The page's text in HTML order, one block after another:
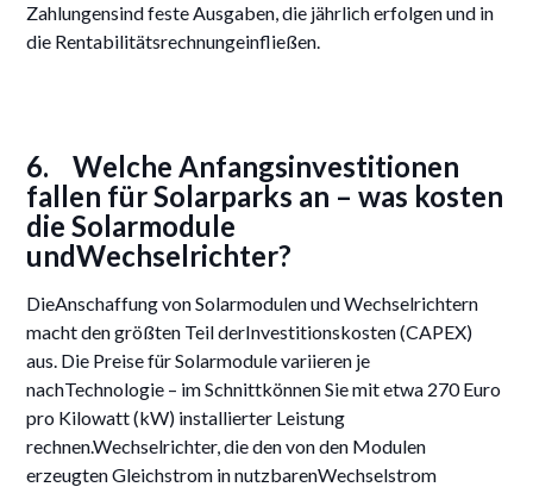
Zahlungensind feste Ausgaben, die jährlich erfolgen und in
die Rentabilitätsrechnungeinfließen.
6. Welche Anfangsinvestitionen
fallen für Solarparks an – was kosten
die Solarmodule
undWechselrichter?
DieAnschaffung von Solarmodulen und Wechselrichtern
macht den größten Teil derInvestitionskosten (CAPEX)
aus. Die Preise für Solarmodule variieren je
nachTechnologie – im Schnittkönnen Sie mit etwa 270 Euro
pro Kilowatt (kW) installierter Leistung
rechnen.Wechselrichter, die den von den Modulen
erzeugten Gleichstrom in nutzbarenWechselstrom